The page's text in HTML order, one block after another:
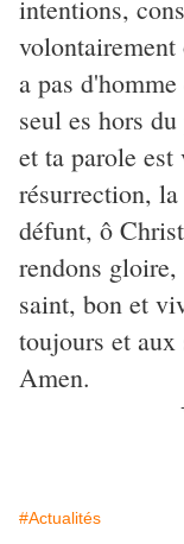
intentions,
a pas
seul es hors
et ta parole
résurrection,
défunt, ô
rendons gloire,
saint, bon et
toujours et aux
Amen.
#Actualités